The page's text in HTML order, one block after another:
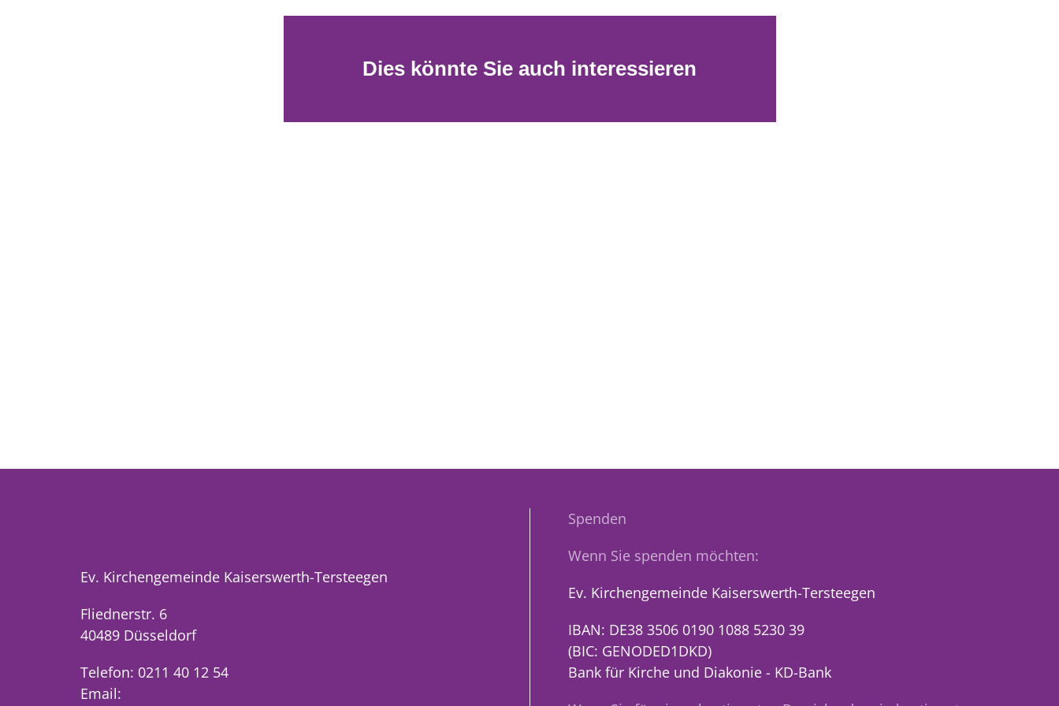
Dies könnte Sie auch interessieren
Ev. Kirchengemeinde Kaiserswerth-Tersteegen
Fliednerstr. 6
40489 Düsseldorf
Telefon: 0211 40 12 54
Email:
Spenden
Wenn Sie spenden möchten:
Ev. Kirchengemeinde Kaiserswerth-Tersteegen
IBAN: DE38 3506 0190 1088 5230 39
(BIC: GENODED1DKD)
Bank für Kirche und Diakonie - KD-Bank